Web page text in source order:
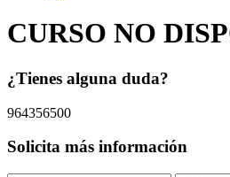
CURSO NO
¿Tienes alguna duda?
964356500
Solicita más información